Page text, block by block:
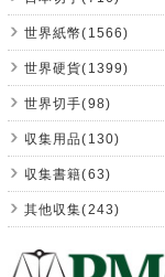
世界紙幣(1566)
世界硬貨(1399)
世界切手(98)
収集用品(130)
収集書籍(63)
其他収集(243)